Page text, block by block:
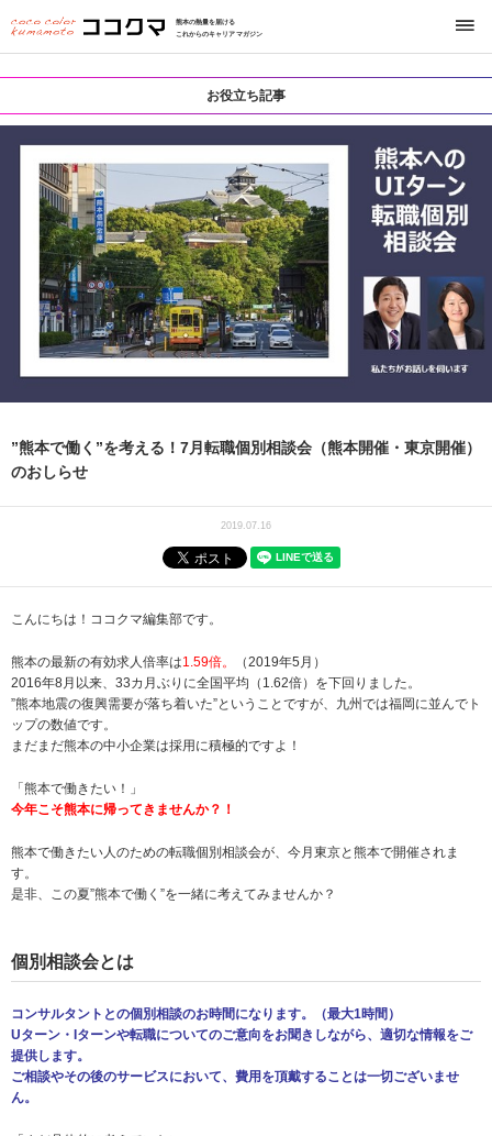
熊本の熱量を届ける
これからのキャリアマガジン
お役立ち記事
”熊本で働く”を考える！7月転職個別相談会（熊本開催・東京開催）
のおしらせ
2019.07.16
こんにちは！ココクマ編集部です。
熊本の最新の有効求人倍率は1.59倍。 （2019年5月 ）
2016年8月以来、33カ月ぶりに全国平均（1.62倍）を下回りました。
”熊本地震の復興需要が落ち着いた”ということですが、九州では福岡に並んでト
ップの数値です。
まだまだ熊本の中小企業は採用に積極的ですよ！
「熊本で働きたい！」
今年こそ熊本に帰ってきませんか？！
熊本で働きたい人のための転職個別相談会が、今月東京と熊本で開催されま
す。
是非、この夏”熊本で働く”を一緒に考えてみませんか？
個別相談会とは
コンサルタントとの個別相談のお時間になります。（最大1時間）
Uターン・Iターンや転職についてのご意向をお聞きしながら、適切な情報をご
提供します。
ご相談やその後のサービスにおいて、費用を頂戴することは一切ございませ
ん。